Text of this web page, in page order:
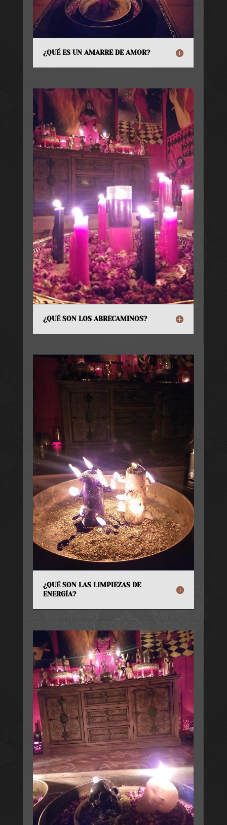
¿QUÉ ES UN AMARRE DE AMOR?
¿QUÉ SON LOS ABRECAMINOS?
¿QUÉ SON LAS LIMPIEZAS DE
ENERGÍA?